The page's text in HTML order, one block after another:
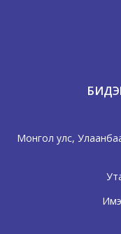
Монгол улс,